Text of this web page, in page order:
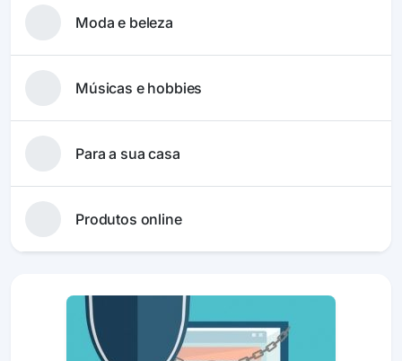
Moda e beleza
Músicas e hobbies
Para a sua casa
Produtos online